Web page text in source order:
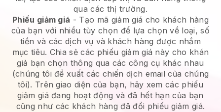
qua các thị trường.
Phiếu giảm giá - Tạo mã giảm giá cho khách hàng
của bạn với nhiều tùy chọn để lựa chọn về loại, số
tiền và các dịch vụ và khách hàng được nhắm
mục tiêu. Chia sẻ các phiếu giảm giá này cho khán
giả bạn chọn thông qua các công cụ khác nhau
(chúng tôi đề xuất các chiến dịch email của chúng
tôi). Trên giao diện của bạn, hãy xem các phiếu
giảm giá đang hoạt động và đã hết hạn của bạn
cũng như các khách hàng đã đổi phiếu giảm giá.